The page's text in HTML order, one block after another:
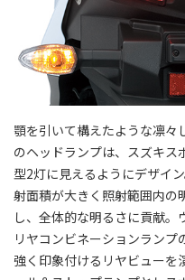
顎を引いて構えたような凛々
のヘッドランプは、スズキス
型2灯に見えるようにデザイ
射面積が大きく照射範囲内の
し、全体的な明るさに貢献
リヤコンビネーションラン
強く印象付けるリヤビューを